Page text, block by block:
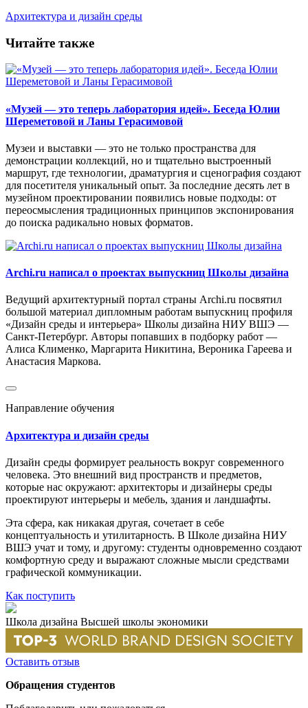
Архитектура и дизайн среды
Читайте также
«Музей — это теперь лаборатория идей». Беседа Юлии
Шереметовой и Ланы Герасимовой
Музеи и выставки — это не только пространства для
демонстрации коллекций, но и тщательно выстроенный
маршрут, где технологии, драматургия и сценография создают
для посетителя уникальный опыт. За последние десять лет в
музейном проектировании появились новые подходы: от
переосмысления традиционных принципов экспонирования
до поиска радикально новых форматов.
Archi.ru написал о проектах выпускниц Школы дизайна
Ведущий архитектурный портал страны Archi.ru посвятил
большой материал дипломным работам выпускниц профиля
«Дизайн среды и интерьера» Школы дизайна НИУ ВШЭ —
Санкт-Петербург. Авторы попавших в подборку работ —
Алиса Клименко, Маргарита Никитина, Вероника Гареева и
Анастасия Маркова.
Направление обучения
Архитектура и дизайн среды
Дизайн среды формирует реальность вокруг современного
человека. Это внешний вид пространств и предметов,
которые нас окружают: архитекторы и дизайнеры среды
проектируют интерьеры и мебель, здания и ландшафты.
Эта сфера, как никакая другая, сочетает в себе
концептуальность и утилитарность. В Школе дизайна НИУ
ВШЭ учат и тому, и другому: студенты одновременно создают
комфортную среду и выражают сложные мысли средствами
графической коммуникации.
Как поступить
Школа дизайна Высшей школы экономики
Оставить отзыв
Обращения студентов